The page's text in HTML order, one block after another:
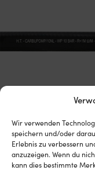
Wir verwenden
speichern und/oder
Erlebnis zu verbessern
anzuzeigen. Wenn du
kann dies bestimmte
/ Saugschlauch Hoses
Technology
CARBUPOMP/10NL, ISO
Gummi mit